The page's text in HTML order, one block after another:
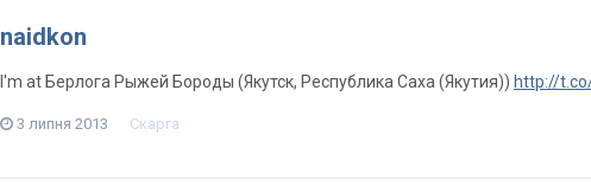
naidkon
I'm at Берлога Рыжей Бороды (Якутск, Республика Саха (Якутия)) http://
3 липня 2013 Скарга